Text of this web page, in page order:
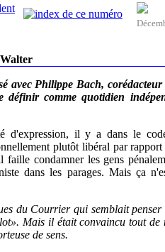
avec Philippe Bach,
définir comme quotidien
il y a dans le
plutôt libéral par
faille condamner les gens
dans les parages. Mais ça
du Courrier qui semblait
Mais il était convaincu tout
de sens.